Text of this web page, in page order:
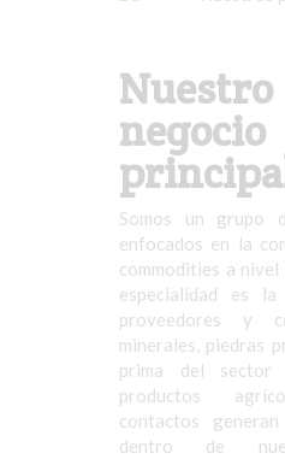
Nuestro
negocio
Somos un grupo
enfocados en la
commodities a nivel
especialidad es la
proveedores y
minerales, piedras
prima del sector
productos
contactos
dentro de